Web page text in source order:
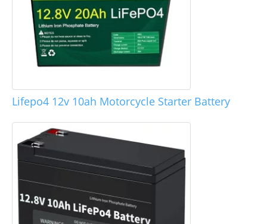
Lifepo4 12v 10ah Motorcycle Starter Battery